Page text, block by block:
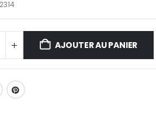
AJOUTER AU PANIER